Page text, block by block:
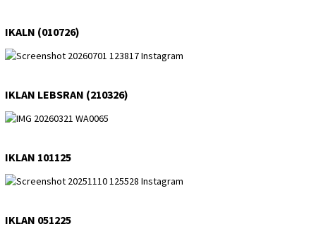
IKALN (010726)
IKLAN LEBSRAN (210326)
IKLAN 101125
IKLAN 051225